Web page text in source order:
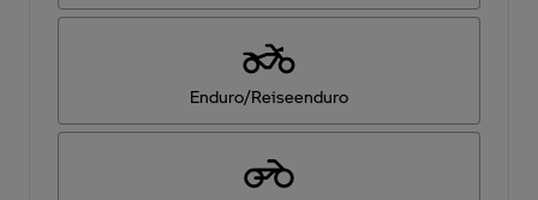
Enduro/Reiseenduro